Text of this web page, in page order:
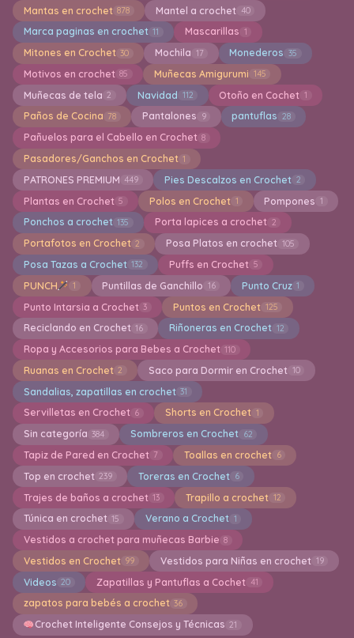
Mantas en crochet 878 Mantel a crochet 40
Marca paginas en crochet 11 Mascarillas 1
Mitones en Crochet 30 Mochila 17 Monederos 35
Motivos en crochet 85 Muñecas Amigurumi 145
Muñecas de tela 2 Navidad 112 Otoño en Cochet 1
Paños de Cocina 78 Pantalones 9 pantuflas 28
Pañuelos para el Cabello en Crochet 8
Pasadores/Ganchos en Crochet 1
PATRONES PREMIUM 449 Pies Descalzos en Crochet 2
Plantas en Crochet 5 Polos en Crochet 1 Pompones 1
Ponchos a crochet 135 Porta lapices a crochet 2
Portafotos en Crochet 2 Posa Platos en crochet 105
Posa Tazas a Crochet 132 Puffs en Crochet 5
PUNCH 1 Puntillas de Ganchillo 16 Punto Cruz 1
Punto Intarsia a Crochet 3 Puntos en Crochet 125
Reciclando en Crochet 16 Riñoneras en Crochet 12
Ropa y Accesorios para Bebes a Crochet 110
Ruanas en Crochet 2 Saco para Dormir en Crochet 10
Sandalias, zapatillas en crochet 31
Servilletas en Crochet 6 Shorts en Crochet 1
Sin categoría 384 Sombreros en Crochet 62
Tapiz de Pared en Crochet 7 Toallas en crochet 6
Top en crochet 239 Toreras en Crochet 6
Trajes de baños a crochet 13 Trapillo a crochet 12
Túnica en crochet 15 Verano a Crochet 1
Vestidos a crochet para muñecas Barbie 8
Vestidos en Crochet 99 Vestidos para Niñas en crochet 19
Videos 20 Zapatillas y Pantuflas a Cochet 41
zapatos para bebés a crochet 36
Crochet Inteligente Consejos y Técnicas 21